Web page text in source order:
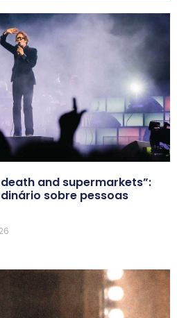
and supermarkets”:
sobre pessoas